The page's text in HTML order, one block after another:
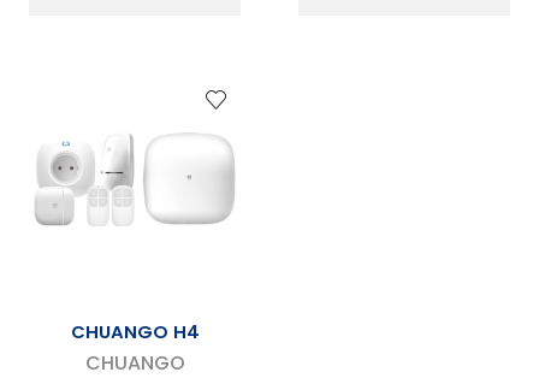
CHUANGO H4
CHUANGO